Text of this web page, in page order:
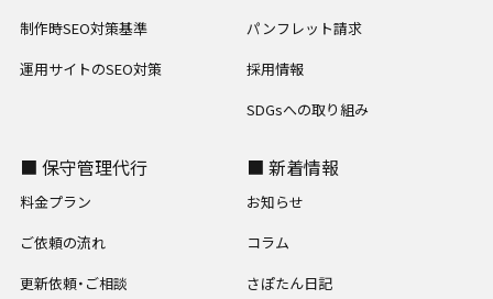
制作時SEO対策基準
運用サイトのSEO対策
パンフレット請求
採用情報
SDGsへの取り組み
■ 保守管理代行
料金プラン
ご依頼の流れ
更新依頼・ご相談
■ 新着情報
お知らせ
コラム
さぽたん日記